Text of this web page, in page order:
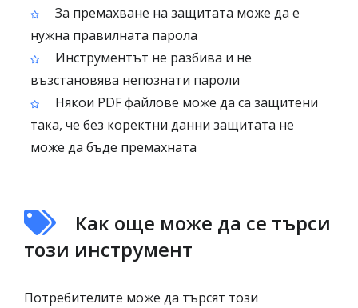
За премахване на защитата може да е
нужна правилната парола
Инструментът не разбива и не
възстановява непознати пароли
Някои PDF файлове може да са защитени
така, че без коректни данни защитата не
може да бъде премахната
Как още може да се търси
този инструмент
Потребителите може да търсят този